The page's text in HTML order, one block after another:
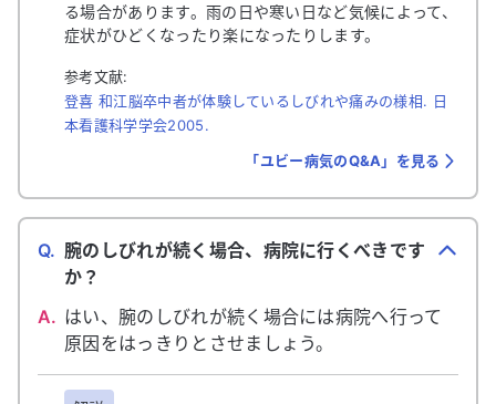
る場合があります。雨の日や寒い日など気候によって、
症状がひどくなったり楽になったりします。
参考文献:
登喜 和江脳卒中者が体験しているしびれや痛みの様相. 日
本看護科学学会2005.
「ユビー病気のQ&A」を見る
Q. 腕のしびれが続く場合、病院に行くべきです
か？
A. はい、腕のしびれが続く場合には病院へ行って
原因をはっきりとさせましょう。